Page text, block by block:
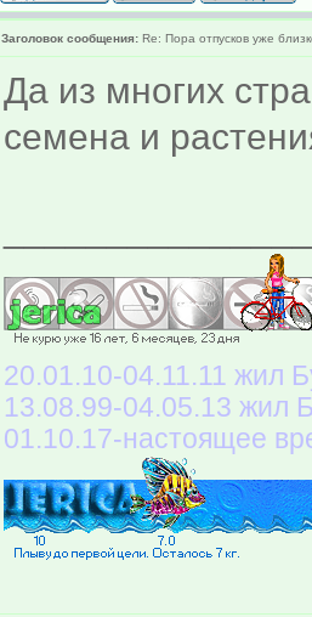
Заголовок сообщения: Re: Пора отпусков уже
Да из многих
семена и
20.01.10-04.11.11 жил
13.08.99-04.05.13 жил
01.10.17-настоящее